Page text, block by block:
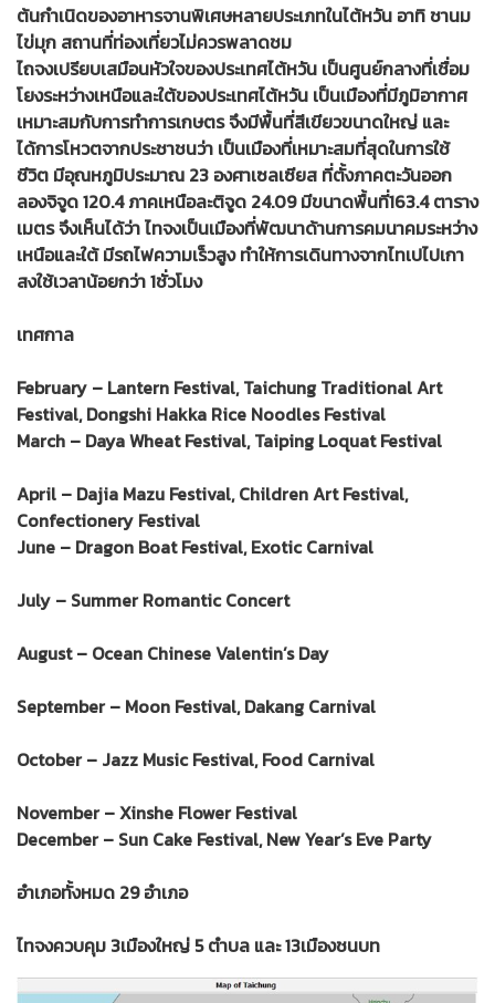
ต้นกำเนิดของอาหารจานพิเศษหลายประเภทในไต้หวัน อาทิ ชานม
ไข่มุก สถานที่ท่องเที่ยวไม่ควรพลาดชม
ไถจงเปรียบเสมือนหัวใจของประเทศไต้หวัน เป็นศูนย์กลางที่เชื่อม
โยงระหว่างเหนือและใต้ของประเทศไต้หวัน เป็นเมืองที่มีภูมิอากาศ
เหมาะสมกับการทำการเกษตร จึงมีพื้นที่สีเขียวขนาดใหญ่ และ
ได้การโหวตจากประชาชนว่า เป็นเมืองที่เหมาะสมที่สุดในการใช้
ชีวิต มีอุณหภูมิประมาณ 23 องศาเซลเซียส ที่ตั้งภาคตะวันออก
ลองจิจูด 120.4 ภาคเหนือละติจูด 24.09 มีขนาดพื้นที่163.4 ตาราง
เมตร จึงเห็นได้ว่า ไทจงเป็นเมืองที่พัฒนาด้านการคมนาคมระหว่าง
เหนือและใต้ มีรถไฟความเร็วสูง ทำให้การเดินทางจากไทเปไปเกา
สงใช้เวลาน้อยกว่า 1ชั่วโมง
เทศกาล
February – Lantern Festival, Taichung Traditional Art
Festival, Dongshi Hakka Rice Noodles Festival
March – Daya Wheat Festival, Taiping Loquat Festival
April – Dajia Mazu Festival, Children Art Festival,
Confectionery Festival
June – Dragon Boat Festival, Exotic Carnival
July – Summer Romantic Concert
August – Ocean Chinese Valentin’s Day
September – Moon Festival, Dakang Carnival
October – Jazz Music Festival, Food Carnival
November – Xinshe Flower Festival
December – Sun Cake Festival, New Year’s Eve Party
อำเภอทั้งหมด 29 อำเภอ
ไทจงควบคุม 3เมืองใหญ่ 5 ตำบล และ 13เมืองชนบท